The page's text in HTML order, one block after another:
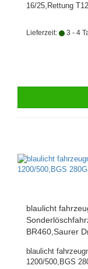
16/25,Rettung
Lieferzeit: 3 - 4
blaulicht
BR460,Saurer
blaulicht
1200/500,BGS